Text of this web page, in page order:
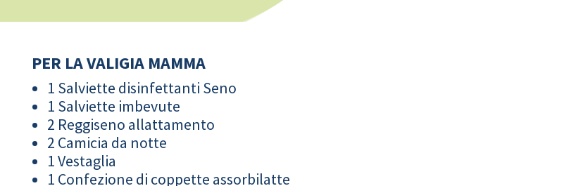
PER LA VALIGIA MAMMA
1 Salviette disinfettanti Seno
1 Salviette imbevute
2 Reggiseno allattamento
2 Camicia da notte
1 Vestaglia
1 Confezione di coppette assorbilatte